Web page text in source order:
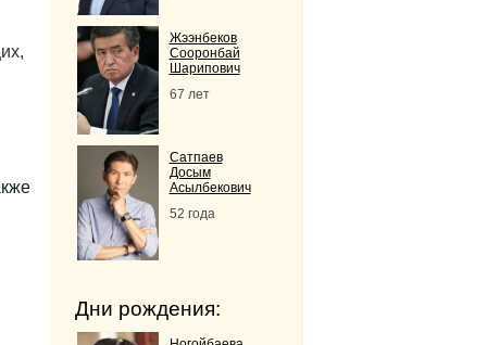
Жээнбеков
Сооронбай
Шарипович
67 лет
Сатпаев
Досым
Асылбекович
52 года
Дни рождения: